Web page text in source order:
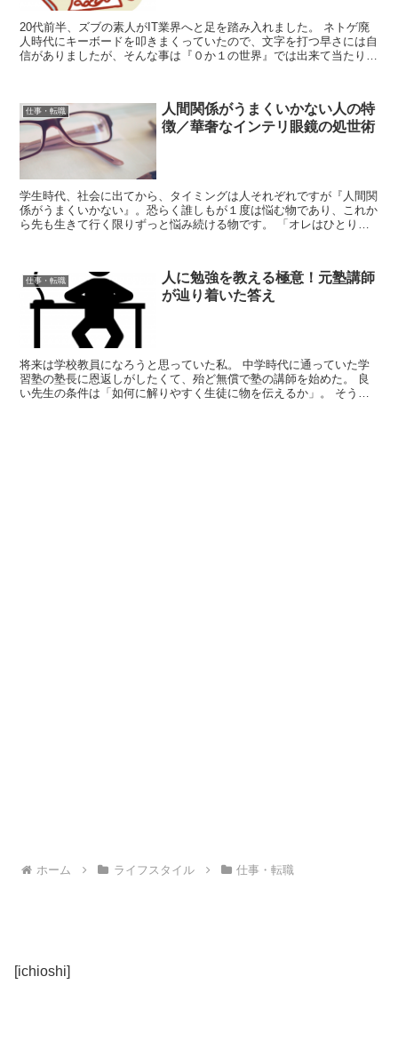
20代前半、ズブの素人がIT業界へと足を踏み入れました。 ネトゲ廃
人時代にキーボードを叩きまくっていたので、文字を打つ早さには自
信がありましたが、そんな事は『０か１の世界』では出来て当たり
仕事・転職
人間関係がうまくいかない人の特
徴／華奢なインテリ眼鏡の処世術
学生時代、社会に出てから、タイミングは人それぞれですが『人間関
係がうまくいかない』。恐らく誰しもが１度は悩む物であり、これか
ら先も生きて行く限りずっと悩み続ける物です。 「オレはひとりで
仕事・転職
人に勉強を教える極意！元塾講師
が辿り着いた答え
将来は学校教員になろうと思っていた私。 中学時代に通っていた学
習塾の塾長に恩返しがしたくて、殆ど無償で塾の講師を始めた。 良
い先生の条件は「如何に解りやすく生徒に物を伝えるか」。 そう思
ホーム ライフスタイル 仕事・転職
[ichioshi]